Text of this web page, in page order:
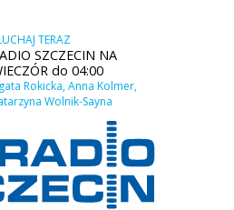
TERAZ
SZCZECIN NA
do 04:00
Rokicka, Anna Kolmer,
Wolnik-Sayna